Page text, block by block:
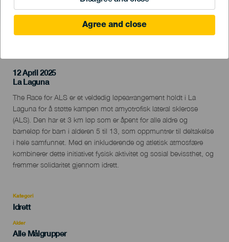
Agree and close
12 April 2025
Localidad
La Laguna
Descripción
del
evento
The Race for ALS er et veldedig løpearrangement holdt i La
Laguna for å støtte kampen mot amyotrofisk lateral sklerose
(ALS). Den har et 3 km løp som er åpent for alle aldre og
barneløp for barn i alderen 5 til 13, som oppmuntrer til deltakelse
i hele samfunnet. Med en inkluderende og atletisk atmosfære
kombinerer dette initiativet fysisk aktivitet og sosial bevissthet, og
fremmer solidaritet gjennom idrett.
Kategori
Categoría
evento
Idrett
Alder
Edad
Alle Målgrupper